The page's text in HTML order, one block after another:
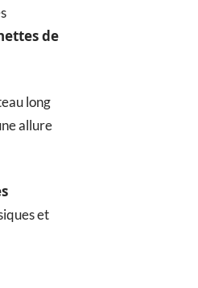
de
long
allure
et